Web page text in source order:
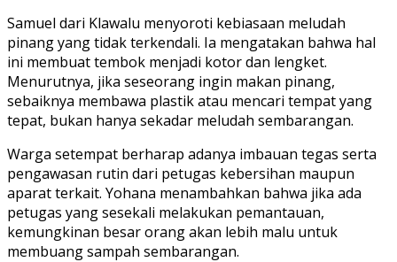
Samuel dari Klawalu menyoroti kebiasaan meludah
pinang yang tidak terkendali. Ia mengatakan bahwa hal
ini membuat tembok menjadi kotor dan lengket.
Menurutnya, jika seseorang ingin makan pinang,
sebaiknya membawa plastik atau mencari tempat yang
tepat, bukan hanya sekadar meludah sembarangan.
Warga setempat berharap adanya imbauan tegas serta
pengawasan rutin dari petugas kebersihan maupun
aparat terkait. Yohana menambahkan bahwa jika ada
petugas yang sesekali melakukan pemantauan,
kemungkinan besar orang akan lebih malu untuk
membuang sampah sembarangan.